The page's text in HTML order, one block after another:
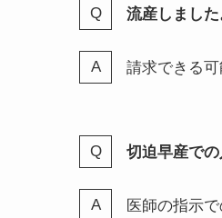
はい。請求対
個人的な理